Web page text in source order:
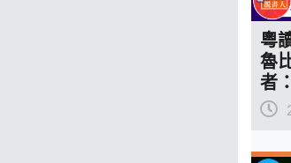
粵
魯
者